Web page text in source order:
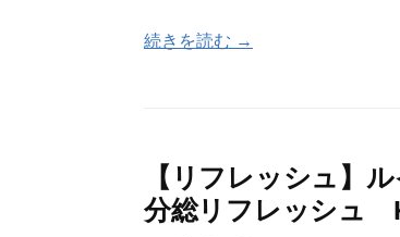
続きを読む →
【リフレッシュ】
分総リフレッシュ